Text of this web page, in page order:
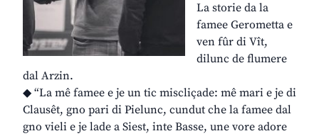
La storie da la
famee Gerometta e
ven fûr di Vît,
dilunc de flumere
dal Arzin.
◆ “La mê famee e je un tic miscliçade: mê mari e je di
Clausêt, gno pari di Pielunc, cundut che la famee dal
gno vieli e je lade a Siest, inte Basse, une vore adore